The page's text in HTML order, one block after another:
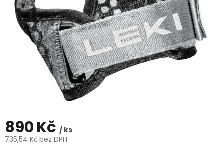
890 Kč / ks
735,54 Kč bez DPH